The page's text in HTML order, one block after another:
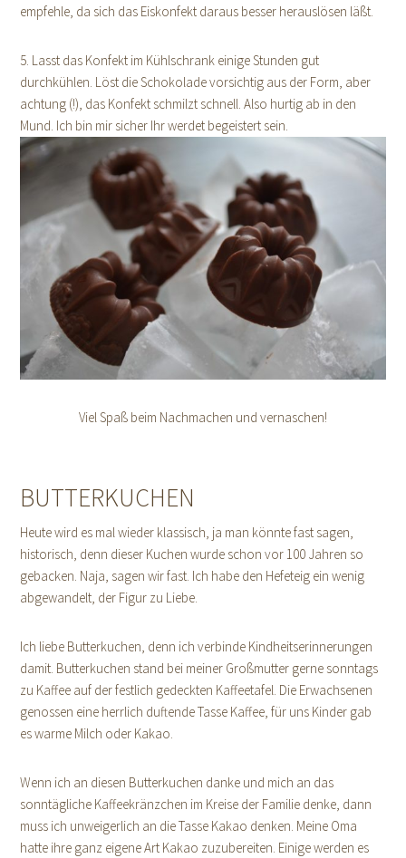
empfehle, da sich das Eiskonfekt daraus besser herauslösen läßt.
5. Lasst das Konfekt im Kühlschrank einige Stunden gut
durchkühlen. Löst die Schokolade vorsichtig aus der Form, aber
achtung (!), das Konfekt schmilzt schnell. Also hurtig ab in den
Mund. Ich bin mir sicher Ihr werdet begeistert sein.
Viel Spaß beim Nachmachen und vernaschen!
BUTTERKUCHEN
Heute wird es mal wieder klassisch, ja man könnte fast sagen,
historisch, denn dieser Kuchen wurde schon vor 100 Jahren so
gebacken. Naja, sagen wir fast. Ich habe den Hefeteig ein wenig
abgewandelt, der Figur zu Liebe.
Ich liebe Butterkuchen, denn ich verbinde Kindheitserinnerungen
damit. Butterkuchen stand bei meiner Großmutter gerne sonntags
zu Kaffee auf der festlich gedeckten Kaffeetafel. Die Erwachsenen
genossen eine herrlich duftende Tasse Kaffee, für uns Kinder gab
es warme Milch oder Kakao.
Wenn ich an diesen Butterkuchen danke und mich an das
sonntägliche Kaffeekränzchen im Kreise der Familie denke, dann
muss ich unweigerlich an die Tasse Kakao denken. Meine Oma
hatte ihre ganz eigene Art Kakao zuzubereiten. Einige werden es